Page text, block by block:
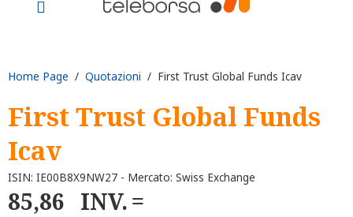
Home Page / Quotazioni / First Trust Global Funds Icav
First Trust Global Funds
Icav
ISIN: IE00B8X9NW27 - Mercato: Swiss Exchange
85,86 INV.